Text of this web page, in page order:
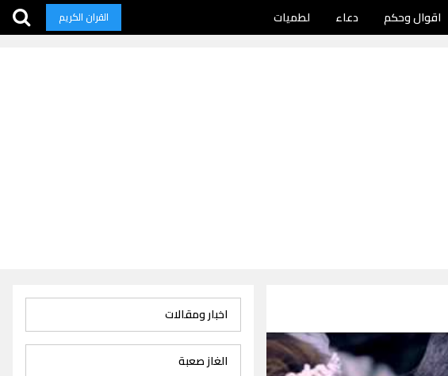
اقوال وحكم دعاء لطميات القران الكريم
اخبار ومقالات
الغاز صعبة